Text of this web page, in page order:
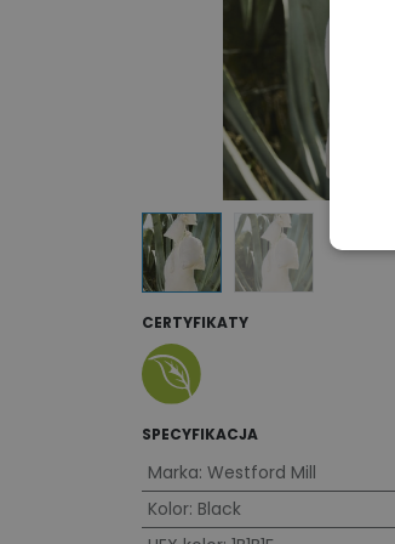
CERTYFIKATY
SPECYFIKACJA
Marka: Westford Mill
Kolor: Black